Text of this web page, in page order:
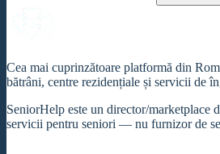
Cea mai cuprinzătoare platformă din
bătrâni, centre rezidențiale și servicii de
SeniorHelp este un director/marketplace
servicii pentru seniori — nu furnizor de